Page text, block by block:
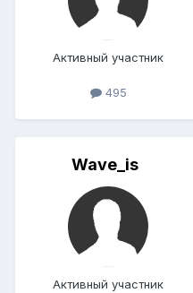
Активный участник
495
Wave_is
Активный участник